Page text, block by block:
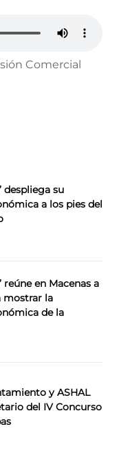
Comercial
despliega su
a los pies del
reúne en Macenas a
mostrar la
de la
y ASHAL
del IV Concurso